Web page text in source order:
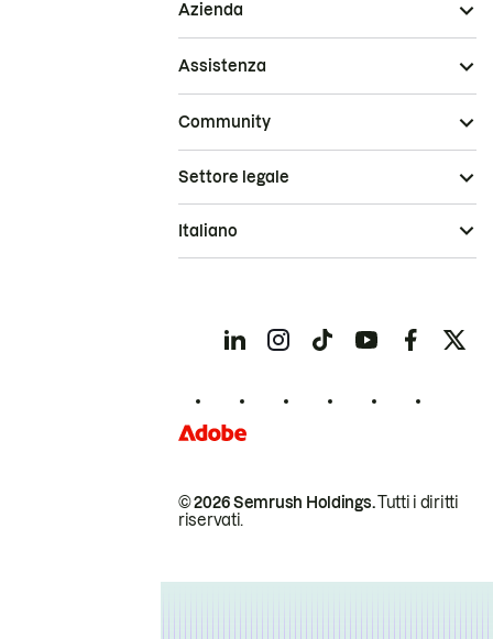
Azienda
Assistenza
Community
© 2026 Semrush Holdings.Tutti i diritti
riservati.
Settore legale
Italiano